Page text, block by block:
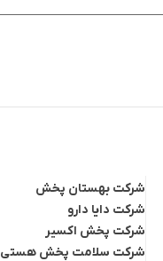
شرکت بهستان پخش
شرکت دایا دارو
شرکت پخش اکسیر
شرکت سلامت پخش هستی